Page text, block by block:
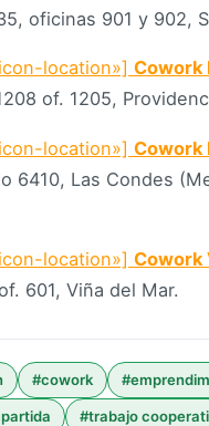
oficinas 901 y 902,
location»] Cowork
of. 1205,
location»] Cowork
6410, Las Condes
location»] Cowork
601, Viña del Mar.
#cowork #
#trabajo